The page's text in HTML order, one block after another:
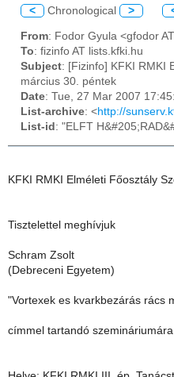
< Chronological >
From: Fodor Gyula <gfodor
To: fizinfo AT lists.kfki.hu
Subject: [Fizinfo] KFKI RMKI
március 30. péntek
Date: Tue, 27 Mar 2007
List-archive: <http://
List-id : "ELFT
KFKI RMKI Elméleti Főosztály
Tisztelettel meghívjuk
Schram Zsolt
(Debreceni Egyetem)
"Vortexek es kvarkbezárás rács
címmel tartandó